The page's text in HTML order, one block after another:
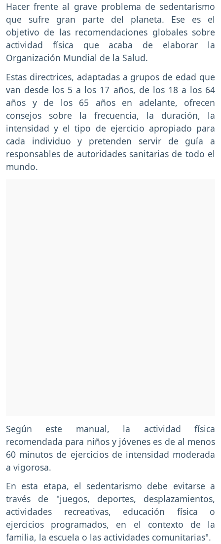
Hacer frente al grave problema de sedentarismo
que sufre gran parte del planeta. Ese es el
objetivo de las recomendaciones globales sobre
actividad física que acaba de elaborar la
Organización Mundial de la Salud.
Estas directrices, adaptadas a grupos de edad que
van desde los 5 a los 17 años, de los 18 a los 64
años y de los 65 años en adelante, ofrecen
consejos sobre la frecuencia, la duración, la
intensidad y el tipo de ejercicio apropiado para
cada individuo y pretenden servir de guía a
responsables de autoridades sanitarias de todo el
mundo.
Según este manual, la actividad física
recomendada para niños y jóvenes es de al menos
60 minutos de ejercicios de intensidad moderada
a vigorosa.
En esta etapa, el sedentarismo debe evitarse a
través de "juegos, deportes, desplazamientos,
actividades recreativas, educación física o
ejercicios programados, en el contexto de la
familia, la escuela o las actividades comunitarias".